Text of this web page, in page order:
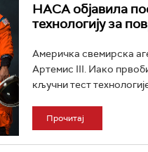
НАСА објавила
технологију за
Америчка свемирска
Артемис III. Иако
кључни тест
Прочитај